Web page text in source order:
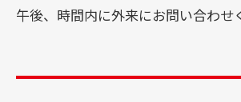
午後、時間内に外来にお問い合わせ